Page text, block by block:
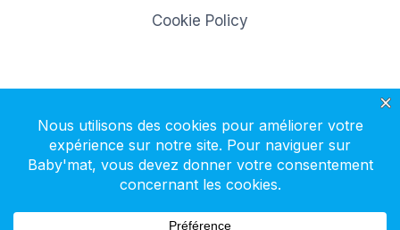
Cookie Policy
S'inscrire à la newsletter